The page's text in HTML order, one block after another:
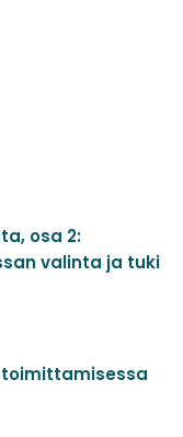
osa 2:
valinta ja tuki